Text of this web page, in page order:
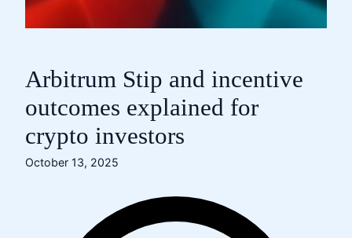
Arbitrum Stip and incentive
outcomes explained for
crypto investors
October 13, 2025